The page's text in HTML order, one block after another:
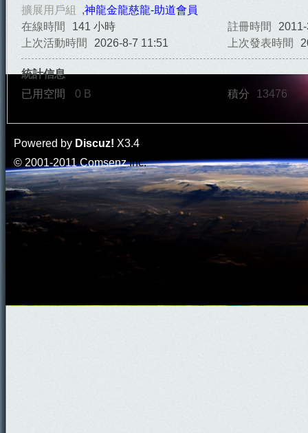
門
擴展用戶組 ,神龍金龍慈龍-助道會員
在線時間
141 小時 註冊時間
上次活動時間
2026-8-7 11:51 上次發表時間
統計信息
已用空間
0 B 積分 13476
Powered by Discuz! X3.4
© 2001-2011ComsenzInc.